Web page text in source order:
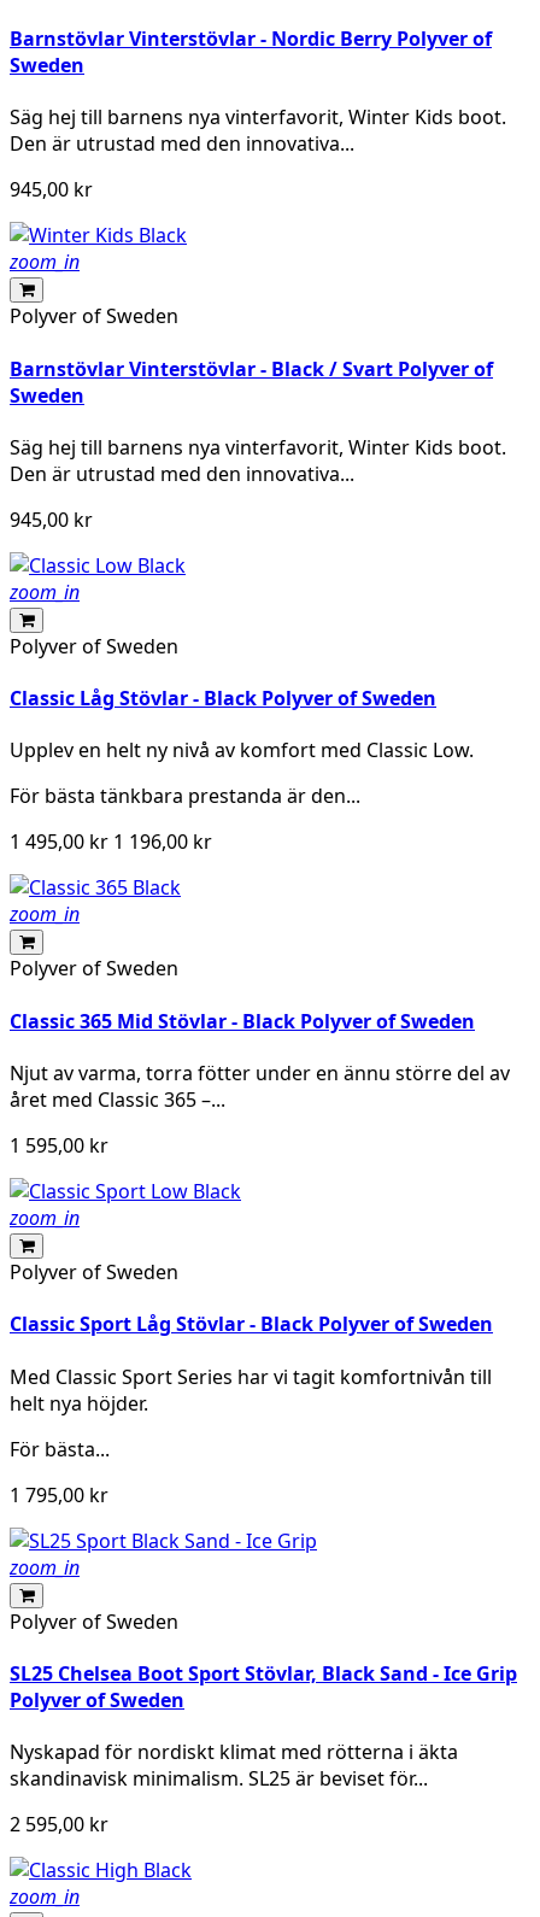
Barnstövlar Vinterstövlar - Nordic Berry Polyver of
Sweden
Säg hej till barnens nya vinterfavorit, Winter Kids boot.
Den är utrustad med den innovativa...
945,00 kr
zoom_in
Polyver of Sweden
Barnstövlar Vinterstövlar - Black / Svart Polyver of
Sweden
Säg hej till barnens nya vinterfavorit, Winter Kids boot.
Den är utrustad med den innovativa...
945,00 kr
zoom_in
Polyver of Sweden
Classic Låg Stövlar - Black Polyver of Sweden
Upplev en helt ny nivå av komfort med Classic Low.
För bästa tänkbara prestanda är den...
1 495,00 kr 1 196,00 kr
zoom_in
Polyver of Sweden
Classic 365 Mid Stövlar - Black Polyver of Sweden
Njut av varma, torra fötter under en ännu större del av
året med Classic 365 –...
1 595,00 kr
zoom_in
Polyver of Sweden
Classic Sport Låg Stövlar - Black Polyver of Sweden
Med Classic Sport Series har vi tagit komfortnivån till
helt nya höjder.
För bästa...
1 795,00 kr
zoom_in
Polyver of Sweden
SL25 Chelsea Boot Sport Stövlar, Black Sand - Ice Grip
Polyver of Sweden
Nyskapad för nordiskt klimat med rötterna i äkta
skandinavisk minimalism. SL25 är beviset för...
2 595,00 kr
zoom_in